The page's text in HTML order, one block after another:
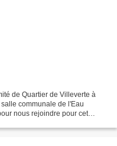
de Quartier de Villeverte à
communale de l'Eau
nous rejoindre pour cet